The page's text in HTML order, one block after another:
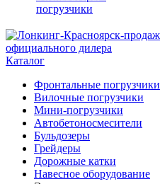
погрузчики
Каталог
Фронтальные погрузчики
Вилочные погрузчики
Мини-погрузчики
Автобетоносмесители
Бульдозеры
Грейдеры
Дорожные катки
Навесное оборудование